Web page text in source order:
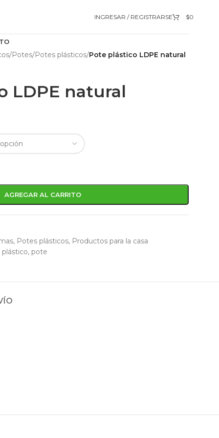
INGRESAR / REGISTRARSE $0
/Potes/Potes plásticos/Pote plástico LDPE natural
LDPE natural
AGREGAR AL CARRITO
, Potes plásticos, Productos para la casa
plástico, pote